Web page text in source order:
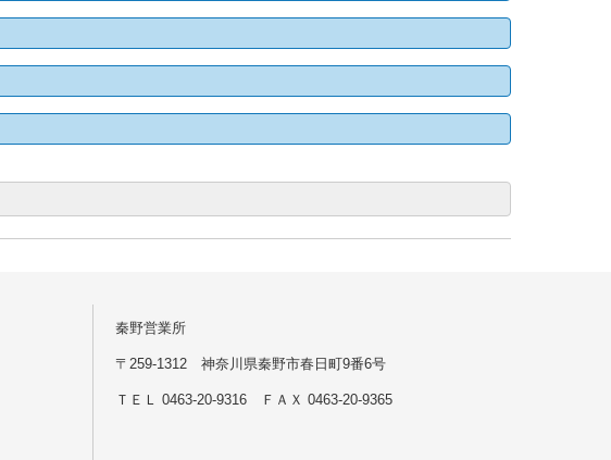
秦野営業所
〒259-1312 神奈川県秦野市春日町9番6号
ＴＥＬ 0463-20-9316 ＦＡＸ 0463-20-9365